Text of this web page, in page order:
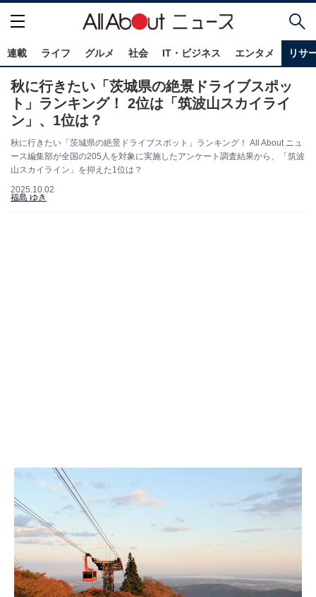
連載 ライフ グルメ 社会 IT・ビジネス エンタメ リサ
秋に行きたい「茨城県の絶景ドライブスポッ
ト」ランキング！ 2位は「筑波山スカイライ
ン」、1位は？
秋に行きたい「茨城県の絶景ドライブスポット」ランキング！ All About ニュ
ース編集部が全国の205人を対象に実施したアンケート調査結果から、「筑波
山スカイライン」を抑えた1位は？
2025.10.02
福島 ゆき